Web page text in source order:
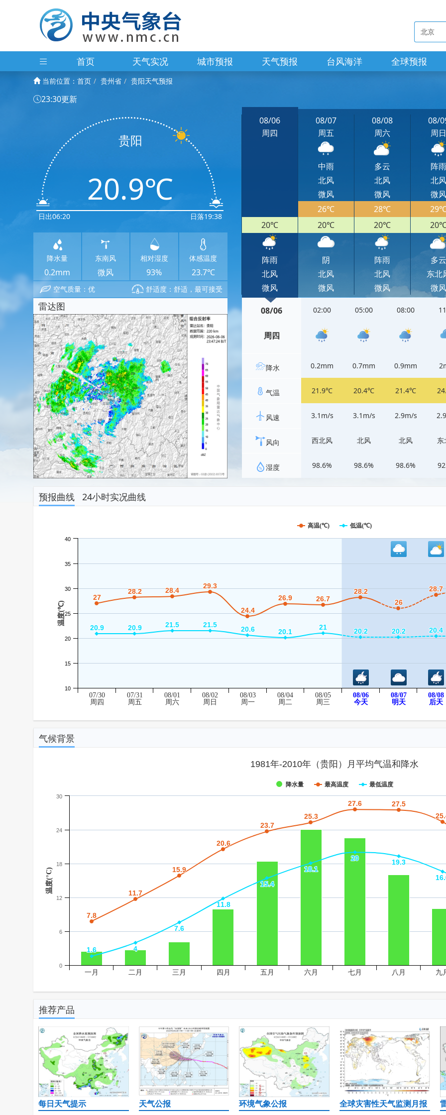
首页 天气实况 城市预报 天气预报 台风海洋 全球预报
当前位置： 首页 贵州省 贵阳天气预报
23:30更新
日出06:20
贵阳
20.9℃
日落19:38
降水量
0.2mm
东南风
微风
相对湿度
93%
体感温度
23.7℃
空气质量：优 舒适度：舒适，最可接受
雷达图
08/06
周四
20℃
阵雨
北风
微风
08/07
周五
中雨
北风
微风
26℃
20℃
阴
北风
微风
08/08
周六
多云
北风
微风
28℃
20℃
阵雨
北风
微风
08/
周日
阵雨
北风
微风
多云
东北
微风
08/06
周四
降水
气温
风速
风向
湿度
02:00
0.2mm
21.9℃
3.1m/s
西北风
98.6%
05:00
0.7mm
20.4℃
3.1m/s
北风
98.6%
08:00
0.9mm
21.4℃
2.9m/s
北风
98.6%
东
预报曲线 24小时实况曲线
温度(℃)
27
27
28.2
28.2 28.4
28.4
29.3
29.3
24.4
24.4
26.9
26.9 26.7
26.7
28.2
28.2
26
26
28.7
28.7
20.9
20.9 20.9
20.9 21.5
21.5 21.5
21.5
20.6
20.6 20.1
20.1
21
21 20.2
20.2 20.2
20.2 20.4
20.4
高温(℃) 低温(℃)
10
15
20
25
30
35
40
07/30
周四
07/31
周五
08/01
周六
08/02
周日
08/03
周一
08/04
周二
08/05
周三
08/06
今天
08/07
明天
08/08
后天
气候背景
温度(°C)
1981年-2010年（贵阳）月平均气温和降水
7.8
7.8
11.7
11.7
15.9
15.9
20.6
20.6
23.7
23.7
25.3
25.3
27.6
27.6 27.5
27.5
1.6
1.6 4
4
7.6
7.6
11.8
11.8
15.4
15.4
18.1
18.1
20
20 19.3
19.3
降水量 最高温度 最低温度
一月 二月 三月 四月 五月 六月 七月 八月 九
0
6
12
18
24
30
推荐产品
每日天气提示 天气公报 环境气象公报 全球灾害性天气监测月报